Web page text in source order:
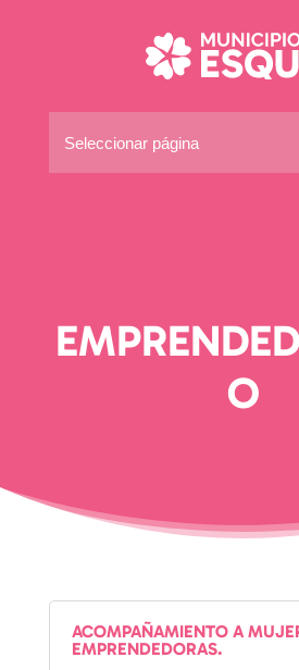
Seleccionar página
O
ACOMPAÑAMIENTO A
EMPRENDEDORAS.